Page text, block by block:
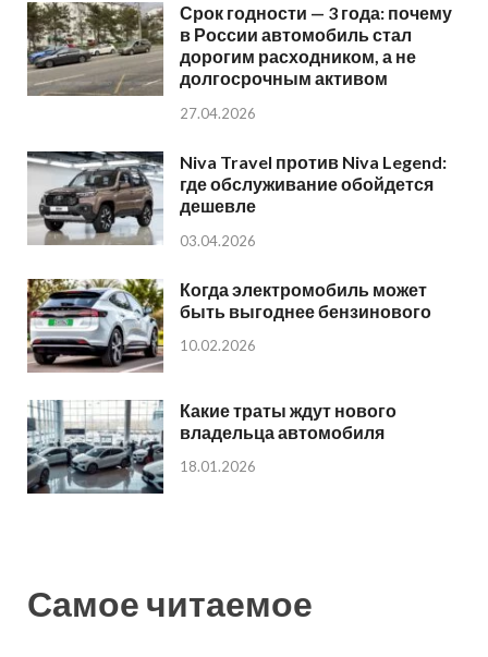
Срок годности — 3 года: почему
в России автомобиль стал
дорогим расходником, а не
долгосрочным активом
27.04.2026
Niva Travel против Niva Legend:
где обслуживание обойдется
дешевле
03.04.2026
Когда электромобиль может
быть выгоднее бензинового
10.02.2026
Какие траты ждут нового
владельца автомобиля
18.01.2026
Самое читаемое